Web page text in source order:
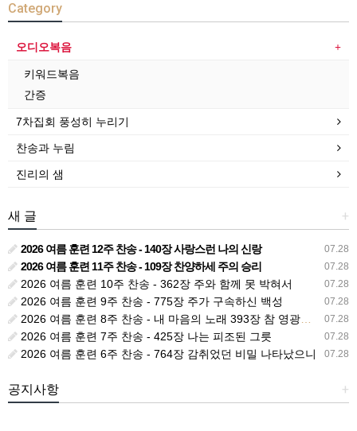
Category
오디오복음
키워드복음
간증
7차집회 풍성히 누리기
찬송과 누림
진리의 샘
+
새 글
07.28
2026 여름 훈련 12주 찬송 - 140장 사랑스런 나의 신랑
07.28
2026 여름 훈련 11주 찬송 - 109장 찬양하세 주의 승리
07.28
2026 여름 훈련 10주 찬송 - 362장 주와 함께 못 박혀서
07.28
2026 여름 훈련 9주 찬송 - 775장 주가 구속하신 백성
07.28
2026 여름 훈련 8주 찬송 - 내 마음의 노래 393장 참 영광스런 우리 왕
07.28
2026 여름 훈련 7주 찬송 - 425장 나는 피조된 그릇
07.28
2026 여름 훈련 6주 찬송 - 764장 감취었던 비밀 나타났으니
+
공지사항